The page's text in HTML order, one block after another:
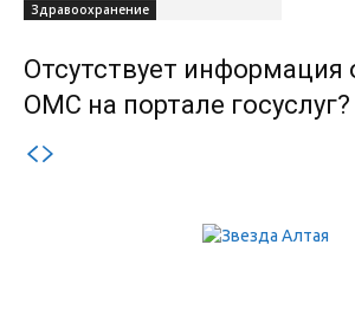
Здравоохранение
Отсутствует информация
ОМС на портале госуслуг?